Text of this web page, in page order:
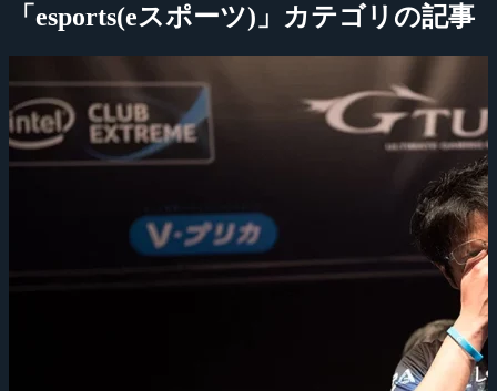
「esports(eスポーツ)」カテゴリの記事